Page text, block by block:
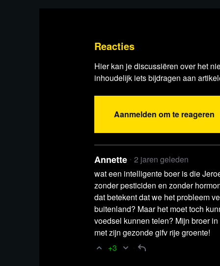
Artikel Nieuwe Oogst
te werken
Twitter @stillgrayUkraine’s intelligence
Kremlin’s claims that Navalny died of a
Lees 26 reacties
Reacties
Hier kan je discussiëren over het
inhoudelijk iets bijdragen aan
Aanmelden om te reageren
Annette
2 jaren geleden
wat een intelligente boer is die
zonder pesticiden en zonder
dat betekent dat we het probleem
buitenland? Maar het moet toch
voedsel kunnen telen? Mijn broer
met zijn gezonde gifv rije groente!
+3